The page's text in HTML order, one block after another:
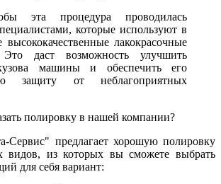
эта процедура проводилась
которые используют в
высококачественные лакокрасочные
Это даст возможность улучшить
машины и обеспечить его
защиту от неблагоприятных
полировку в нашей компании?
Сервис" предлагает хорошую полировку
видов, из которых вы сможете выбрать
для себя вариант: